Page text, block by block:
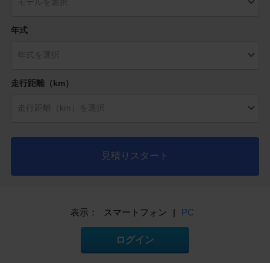
年式
走行距離（km）
見積りスタート
表示： スマートフォン | PC
ログイン